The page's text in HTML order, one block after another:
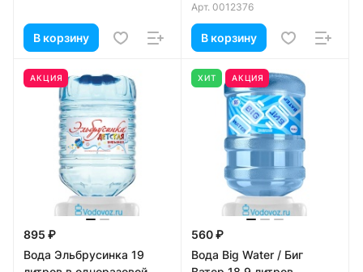
В корзину
Арт. 0012376
В корзину
АКЦИЯ
895 ₽
Вода Эльбрусинка 19
ХИТ АКЦИЯ
560 ₽
Вода Big Water / Биг